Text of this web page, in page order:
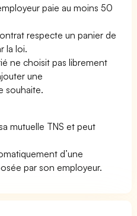
paie au moins 50
respecte un panier de
la loi.
ne choisit pas librement
une
souhaite.
mutuelle TNS et peut
d’une
par son employeur.